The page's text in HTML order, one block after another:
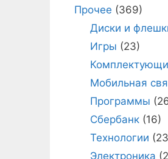
Прочее (369)
Диски и
Игры (23)
Мобильная
Программы
Сбербанк(16)
Технологии
Электроника